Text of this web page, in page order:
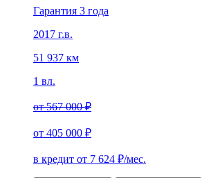
Гарантия 3 года
2017 г.в.
51 937 км
1 вл.
от567 000 ₽
от 405 000 ₽
в кредит от 7 624 ₽/мес.